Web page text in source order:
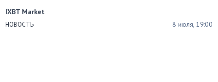
НОВОСТЬ 8 июля, 19:00
IXBT Market